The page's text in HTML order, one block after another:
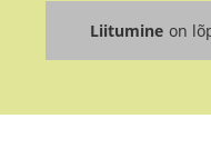
Liitumine on